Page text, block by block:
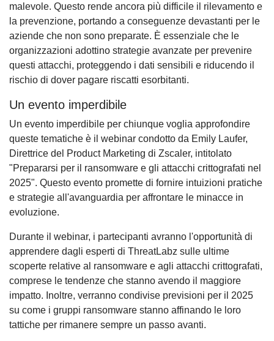
malevole. Questo rende ancora più difficile il rilevamento e
la prevenzione, portando a conseguenze devastanti per le
aziende che non sono preparate. È essenziale che le
organizzazioni adottino strategie avanzate per prevenire
questi attacchi, proteggendo i dati sensibili e riducendo il
rischio di dover pagare riscatti esorbitanti.
Un evento imperdibile
Un evento imperdibile per chiunque voglia approfondire
queste tematiche è il webinar condotto da Emily Laufer,
Direttrice del Product Marketing di Zscaler, intitolato
"Prepararsi per il ransomware e gli attacchi crittografati nel
2025". Questo evento promette di fornire intuizioni pratiche
e strategie all'avanguardia per affrontare le minacce in
evoluzione.
Durante il webinar, i partecipanti avranno l'opportunità di
apprendere dagli esperti di ThreatLabz sulle ultime
scoperte relative al ransomware e agli attacchi crittografati,
comprese le tendenze che stanno avendo il maggiore
impatto. Inoltre, verranno condivise previsioni per il 2025
su come i gruppi ransomware stanno affinando le loro
tattiche per rimanere sempre un passo avanti.